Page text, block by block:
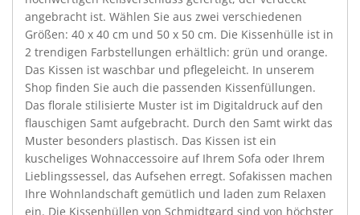
angebracht ist. Wählen Sie aus zwei verschiedenen
Größen: 40 x 40 cm und 50 x 50 cm. Die Kissenhülle ist in
2 trendigen Farbstellungen erhältlich: grün und orange.
Das Kissen ist waschbar und pflegeleicht. In unserem
Shop finden Sie auch die passenden Kissenfüllungen.
Das florale stilisierte Muster ist im Digitaldruck auf den
flauschigen Samt aufgebracht. Durch den Samt wirkt das
Muster besonders plastisch. Das Kissen ist ein
kuscheliges Wohnaccessoire auf Ihrem Sofa oder Ihrem
Lieblingssessel, das Aufsehen erregt. Sofakissen machen
Ihre Wohnlandschaft gemütlich und laden zum Relaxen
ein. Die Kissenhüllen von Schmidtgard sind von höchster